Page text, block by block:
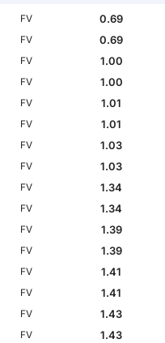
FV
0.69
FV
0.69
FV
1.00
FV
1.00
FV
1.01
FV
1.01
FV
1.03
FV
1.03
FV
1.34
FV
1.34
FV
1.39
FV
1.39
FV
1.41
FV
1.41
FV
1.43
FV
1.43